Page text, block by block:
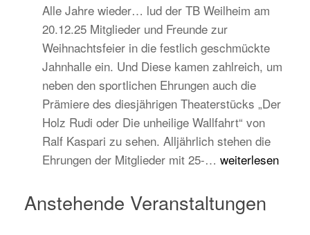
Alle Jahre wieder… lud der TB Weilheim am
20.12.25 Mitglieder und Freunde zur
Weihnachtsfeier in die festlich geschmückte
Jahnhalle ein. Und Diese kamen zahlreich, um
neben den sportlichen Ehrungen auch die
Prämiere des diesjährigen Theaterstücks „Der
Holz Rudi oder Die unheilige Wallfahrt“ von
Ralf Kaspari zu sehen. Alljährlich stehen die
Ehrungen der Mitglieder mit 25-… Weihnachtsfeier
2025/2026
weiterlesen
Anstehende Veranstaltungen